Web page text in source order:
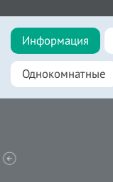
Информация
Однокомнатные